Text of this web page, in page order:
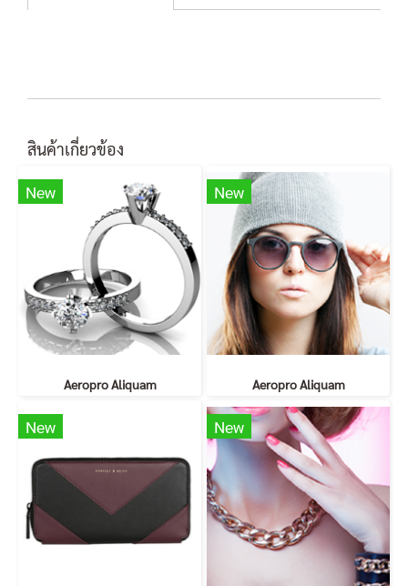
สินค้าเกี่ยวข้อง
New
Aeropro Aliquam
New
Aeropro Aliquam
New New